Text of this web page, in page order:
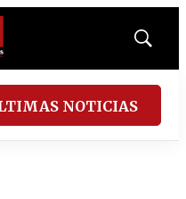
Mostrar
NOTICIAS